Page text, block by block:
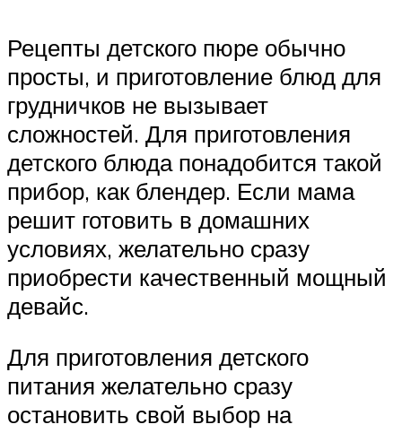
Рецепты детского пюре обычно
просты, и приготовление блюд для
грудничков не вызывает
сложностей. Для приготовления
детского блюда понадобится такой
прибор, как блендер. Если мама
решит готовить в домашних
условиях, желательно сразу
приобрести качественный мощный
девайс.
Для приготовления детского
питания желательно сразу
остановить свой выбор на